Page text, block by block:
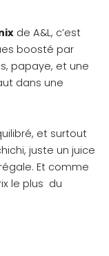
de A&L, c’est
boosté par
papaye, et une
dans une
et surtout
juste un juice
Et comme
le plus du